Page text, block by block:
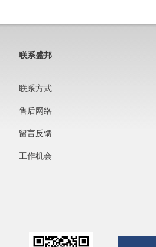
联系盛邦
联系方式
售后网络
留言反馈
工作机会